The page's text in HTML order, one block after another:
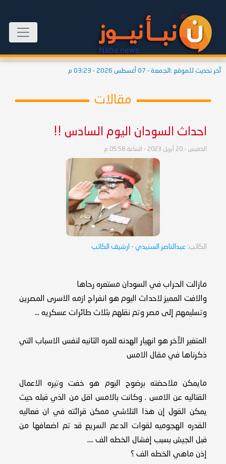
آخر تحديث للموقع : الجمعة - 07 أغسطس 2026 - 03:23 م
مقالات
احداث السودان اليوم السادس !!
الخميس - 20 أبريل 2023 - الساعة 05:58 م
الكاتب: عبدالناصر السنيدي - ارشيف الكاتب
مازالت الحراب في السودان مستعره رحاها
والافت المميز لاحداث اليوم هو انفراج ازمه الاسرى المصرين
وتسليمهم إلى مصر وتم نقلهم بثلاث طائرات عسكريه ...
المتغير الآخر هو انهيار الهدنه للمره الثانيه لنفس الاسباب التي
ذكرناها في مقال الامس
مايمكن ملاحضته برضوح اليوم هو خفت وتيره الاعمال
القتاليه عن الامس . وكانت بالامس اقل من الذي قبله حيث
يمكن القول إن هذا التلاشي ممكن قرائته في ان فعاليه
القدره الهجوميه لقوات الدعم السريع قد تم اضعافها من
قبل الجيش بسبب إفشال الخطه الف ....
إذن ماهي الخطه الف ؟